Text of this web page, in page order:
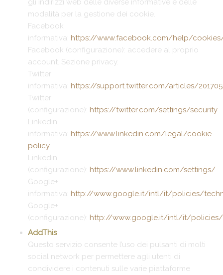
gli indirizzi web delle diverse informative e delle
modalità per la gestione dei cookie.
Facebook
informativa: https://www.facebook.com/help/
Facebook (configurazione): accedere al proprio
account. Sezione privacy.
Twitter
informativa: https://support.twitter.com/articles/
Twitter
(configurazione): https://twitter.com/settings/security
Linkedin
informativa: https://www.linkedin.com/legal/cookie-
policy
Linkedin
(configurazione): https://www.linkedin.com/settings/
Google+
informativa: http://www.google.it/intl/it/policies/
Google+
(configurazione): http://www.google.it/intl/it/
AddThis
Questo servizio consente l’uso dei pulsanti di molti
social network per permettere agli utenti di
condividere i contenuti sulle varie piattaforme